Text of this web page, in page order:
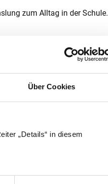
Über Cookies
„Details“ in diesem
zum Alltag in der Schule.